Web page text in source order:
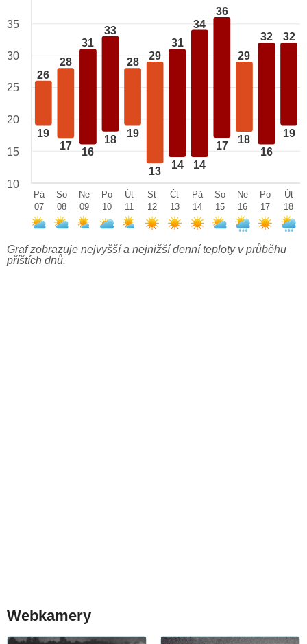
26
19
28
17
31
16
33
18
28
19
29
13
31
14
34
14
36
17
29
18
32
16
32
19
35
30
25
20
15
10
Pá
07
So
08
Ne
09
Po
10
Út
11
St
12
Čt
13
Pá
14
So
15
Ne
16
Po
17
Út
18
Graf zobrazuje nejvyšší a nejnižší denní teploty v průběhu
příštích dnů.
Webkamery